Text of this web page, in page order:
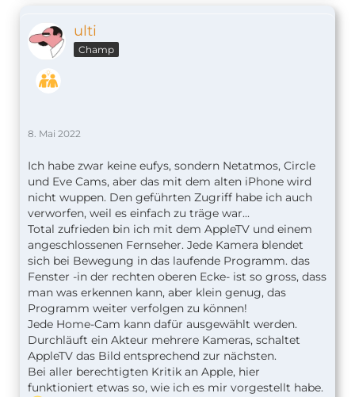
ulti
Champ
8. Mai 2022
Ich habe zwar keine eufys, sondern Netatmos, Circle
und Eve Cams, aber das mit dem alten iPhone wird
nicht wuppen. Den geführten Zugriff habe ich auch
verworfen, weil es einfach zu träge war...
Total zufrieden bin ich mit dem AppleTV und einem
angeschlossenen Fernseher. Jede Kamera blendet
sich bei Bewegung in das laufende Programm. das
Fenster -in der rechten oberen Ecke- ist so gross, dass
man was erkennen kann, aber klein genug, das
Programm weiter verfolgen zu können!
Jede Home-Cam kann dafür ausgewählt werden.
Durchläuft ein Akteur mehrere Kameras, schaltet
AppleTV das Bild entsprechend zur nächsten.
Bei aller berechtigten Kritik an Apple, hier
funktioniert etwas so, wie ich es mir vorgestellt habe.